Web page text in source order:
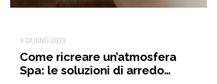
9 GIUGNO 2023
Come ricreare un’atmosfera
Spa: le soluzioni di arredo